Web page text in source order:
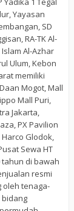
Yayasan
SD
RA-TK Al-
Al-Azhar
Ulum, Kebon
memiliki
Mogot, Mall
Mall Puri,
Jakarta,
PX Pavilion
Harco Glodok,
Sewa HT
tahun di bawah
resmi
oleh tenaga-